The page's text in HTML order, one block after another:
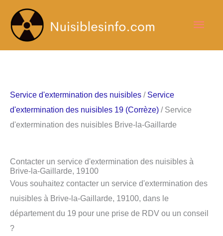
contenu
Service d'extermination des nuisibles / Service
d'extermination des nuisibles 19 (Corrèze) / Service
d'extermination des nuisibles Brive-la-Gaillarde
Contacter un service d'extermination des nuisibles à
Brive-la-Gaillarde, 19100
Vous souhaitez contacter un service d'extermination des
nuisibles à Brive-la-Gaillarde, 19100, dans le
département du 19 pour une prise de RDV ou un conseil
?